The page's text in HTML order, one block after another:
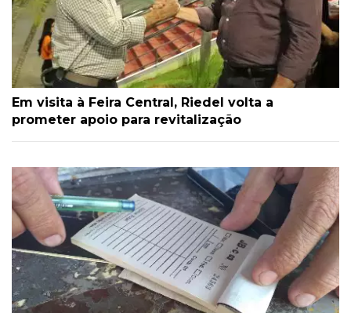
Em visita à Feira Central, Riedel volta a
prometer apoio para revitalização